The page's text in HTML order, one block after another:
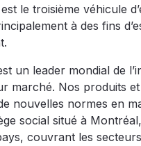
le troisième véhicule
à des fins
un leader mondial de
marché. Nos produits
nouvelles normes en
social situé à
couvrant les secteurs